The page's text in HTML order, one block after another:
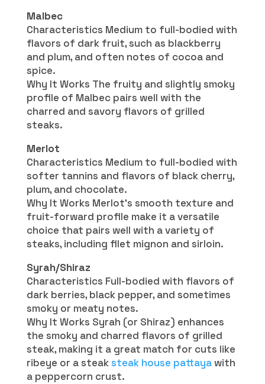
Malbec
Characteristics Medium to full-bodied with
flavors of dark fruit, such as blackberry
and plum, and often notes of cocoa and
spice.
Why It Works The fruity and slightly smoky
profile of Malbec pairs well with the
charred and savory flavors of grilled
steaks.
Merlot
Characteristics Medium to full-bodied with
softer tannins and flavors of black cherry,
plum, and chocolate.
Why It Works Merlot’s smooth texture and
fruit-forward profile make it a versatile
choice that pairs well with a variety of
steaks, including filet mignon and sirloin.
Syrah/Shiraz
Characteristics Full-bodied with flavors of
dark berries, black pepper, and sometimes
smoky or meaty notes.
Why It Works Syrah (or Shiraz) enhances
the smoky and charred flavors of grilled
steak, making it a great match for cuts like
ribeye or a steaksteak house pattayawith
a peppercorn crust.